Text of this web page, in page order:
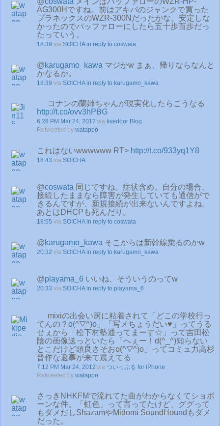
AG300Hですね。前はアキバのジャンクで買った
プラネックスのWZR-300Nだったかな。安定しな
かったのでバッファローにしたら五十歩百歩だっ
たっていう。
18:39 via SOICHA in reply to coswata
@karugamo_kawa マジかw まぁ、帰りならなんと
かなるか。
18:39 via SOICHA in reply to karugamo_kawa
コナンの蘭姉ちゃんが現実化したらこうなる
http://t.co/ovv3hPBG
6:28 PM Mar 24, 2012 via livedoor Blog
Retweeted by watappo
これはないwwwwww RT> http://t.co/933yq1Y8
18:43 via SOICHA
@coswata 同じですね。症状含め。自分の場合、
接続したままなら障害が発生していても通信がで
きるんですが、新規接続が出来ないんですよね。
あとはDHCPも死んだり。
18:55 via SOICHA in reply to coswata
@karugamo_kawa そこからは新幹線乗るのかw
20:32 via SOICHA in reply to karugamo_kawa
@playama_6 いいね、そういうのってw
20:33 via SOICHA in reply to playama_6
mixiの出会い厨に粘着されて「どこの学校行っ
てんの？o(^▽^)o」「写メちょうだい♥」ってうる
せぇから「松下村塾通ってまーす☆」って吉田松
陰の画像送っといたら「へぇー！d(^_^)知らない
とこだけど頭良さそおo(^▽^)o」ってコミュ力高杉
晋作な返事が来て震えてる
7:12 PM Mar 24, 2012 via ついっぷる for iPhone
Retweeted by watappo
さっきNHKFMで流れてた曲がわからなくてショボ
ーンな件。「虹色」って言ってたけど、ググって
もダメだしShazamやMidomi SoundHoundもダメ
だった。